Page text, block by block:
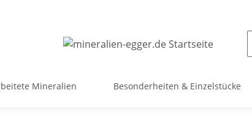
Mineralien Besonderheiten & Einzelstücke